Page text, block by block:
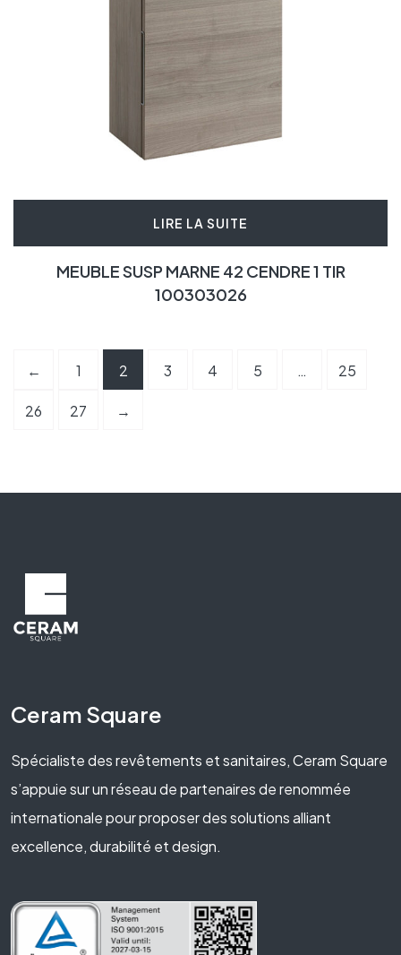
LIRE LA SUITE
MEUBLE SUSP MARNE 42 CENDRE 1 TIR
100303026
← 1 2 3 4 5 … 25
26 27 →
Ceram Square
Spécialiste des revêtements et sanitaires, Ceram Square
s’appuie sur un réseau de partenaires de renommée
internationale pour proposer des solutions alliant
excellence, durabilité et design.